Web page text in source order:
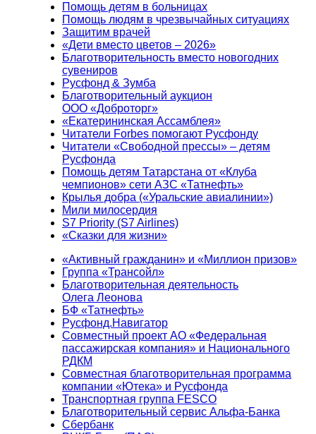
Помощь детям в больницах
Помощь людям в чрезвычайных ситуациях
Защитим врачей
«Дети вместо цветов – 2026»
Благотворительность вместо новогодних
сувениров
Русфонд & Зумба
Благотворительный аукцион
ООО «Доброторг»
«Екатерининская Ассамблея»
Читатели Forbes помогают Русфонду
Читатели «Свободной прессы» – детям
Русфонда
Помощь детям Татарстана от «Клуба
чемпионов» сети АЗС «Татнефть»
Крылья добра («Уральские авиалинии»)
Мили милосердия
S7 Priority (S7 Airlines)
«Сказки для жизни»
«Активный гражданин» и «Миллион призов»
Группа «Трансойл»
Благотворительная деятельность
Олега Леонова
БФ «Татнефть»
Русфонд.Навигатор
Совместный проект АО «Федеральная
пассажирская компания» и Национального
РДКМ
Совместная благотворительная программа
компании «Ютека» и Русфонда
Транспортная группа FESCO
Благотворительный сервис Альфа-Банка
Сбербанк